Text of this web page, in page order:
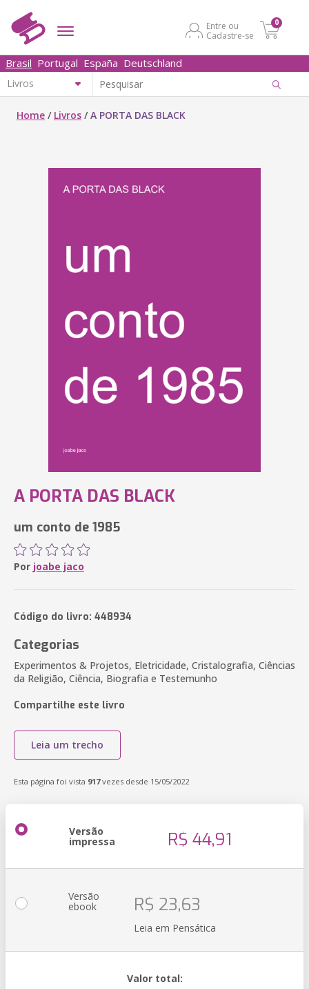
Entre ou
Cadastre-se
0
Brasil Portugal España Deutschland
Home / Livros /A PORTA DAS BLACK
A PORTA DAS BLACK
um conto de 1985
Por joabe jaco
Código do livro: 448934
Categorias
Experimentos & Projetos, Eletricidade, Cristalografia, Ciências
da Religião, Ciência, Biografia e Testemunho
Compartilhe este livro
Leia um trecho
Esta página foi vista 917vezes desde 15/05/2022
Versão
impressa R$ 44,91
Versão
ebook R$ 23,63
Leia em Pensática
Valor total: